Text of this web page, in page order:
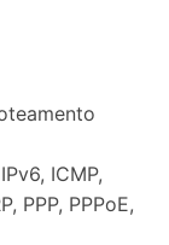
ICMP,
PPP, PPPoE,